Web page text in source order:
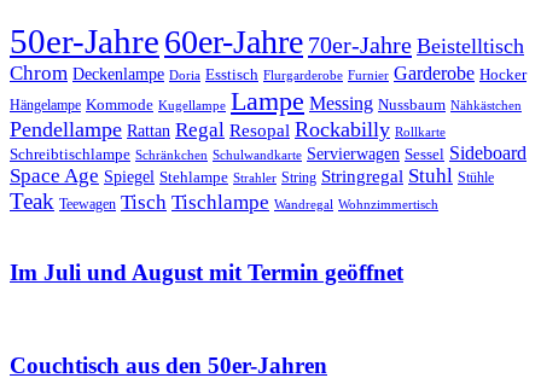
50er-Jahre60er-Jahre 70er-Jahre Beistelltisch
Chrom Deckenlampe Doria Esstisch Flurgarderobe Furnier Garderobe Hocker
Hängelampe Kommode Kugellampe Lampe Messing Nussbaum Nähkästchen
Pendellampe Rattan Regal Resopal Rockabilly Rollkarte
Schreibtischlampe Schränkchen Schulwandkarte Servierwagen Sessel Sideboard
Space Age Spiegel Stehlampe Strahler String Stringregal Stuhl Stühle
Teak Teewagen Tisch Tischlampe Wandregal Wohnzimmertisch
Im Juli und August mit Termin geöffnet
Couchtisch aus den 50er-Jahren